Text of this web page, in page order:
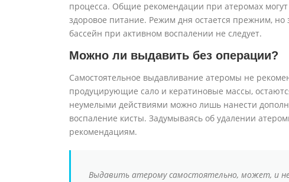
процесса. Общие рекомендации при атеромах
здоровое питание. Режим дня остается прежним, но
бассейн при активном воспалении не следует.
Можно ли выдавить без операции?
Самостоятельное выдавливание атеромы не
продуцирующие сало и кератиновые массы,
неумелыми действиями можно лишь нанести
воспаление кисты. Задумываясь об удалении
рекомендациям.
Выдавить атерому самостоятельно, может, и